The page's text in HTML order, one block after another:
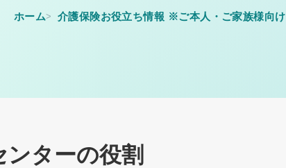
ターの役割
ホーム 介護保険お役立ち情報 ※ご本人・ご家族様向け